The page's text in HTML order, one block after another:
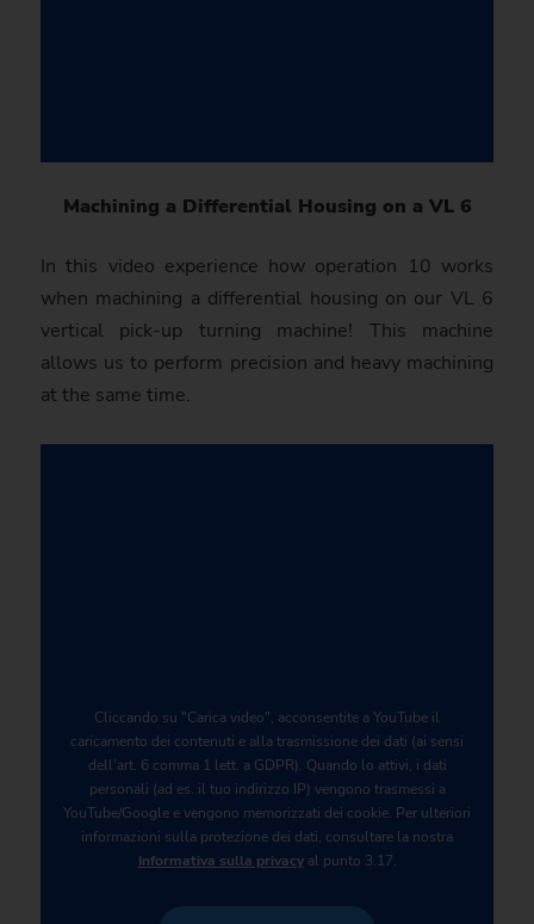
Machining a Differential Housing on a VL 6
In this video experience how operation 10 works
when machining a differential housing on our VL 6
vertical pick-up turning machine! This machine
allows us to perform precision and heavy machining
at the same time.
Cliccando su "Carica video", acconsentite a YouTube il
caricamento dei contenuti e alla trasmissione dei dati (ai sensi
dell'art. 6 comma 1 lett. a GDPR). Quando lo attivi, i dati
personali (ad es. il tuo indirizzo IP) vengono trasmessi a
YouTube/Google e vengono memorizzati dei cookie. Per ulteriori
informazioni sulla protezione dei dati, consultare la nostra
Informativa sulla privacyal punto 3.17.